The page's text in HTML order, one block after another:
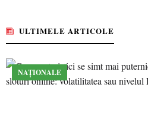
ULTIMELE ARTICOLE
NAȚIONALE